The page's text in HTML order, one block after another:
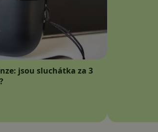
jsou sluchátka za 3